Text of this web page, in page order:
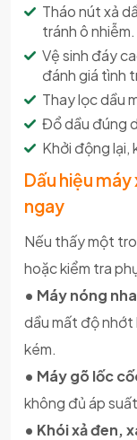
Tháo nút xả
tránh ô nhiễm.
Vệ sinh đáy
đánh giá tình
Thay lọc dầu
Đổ dầu đúng
Khởi động lại,
Dấu hiệu
ngay
Nếu thấy một
hoặc kiểm tra
• Máy nóng
dầu mất độ nhớt
kém.
• Máy gõ lốc
không đủ áp
• Khói xả đen,